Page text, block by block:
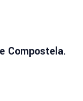
Compostela.